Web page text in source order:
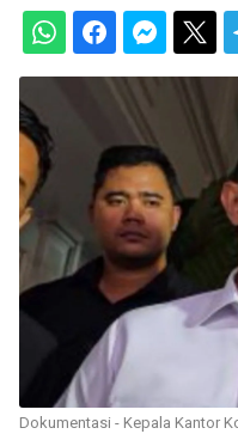
Dokumentasi - Kepala Kantor